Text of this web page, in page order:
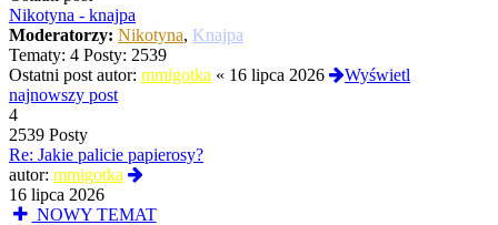
Nikotyna - knajpa
Moderatorzy: Nikotyna, Knajpa
Tematy: 4 Posty: 2539
Ostatni post autor: mmigotka « 16 lipca 2026
Wyświetl
najnowszy post
4
2539 Posty
Re: Jakie palicie papierosy?
autor: mmigotka
post
16 lipca 2026
NOWY TEMAT